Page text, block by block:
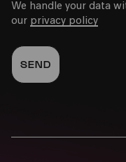
We handle your data
our privacy policy